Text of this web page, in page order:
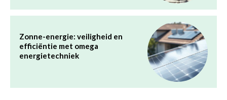
Zonne-energie: veiligheid en
efficiëntie met omega
energietechniek